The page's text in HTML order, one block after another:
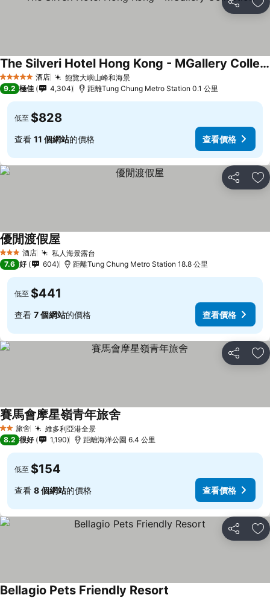
分享 放
5 星級 酒店 飽覽大嶼山峰和海景
The Silveri Hotel Hong Kong - MGallery Collection
9.2 極佳 4,304 距離Tung Chung Metro Station 0.1 公里
低至 $828
查看 11 個網站的價格 查看價格
分享 放
3 星級 酒店 私人海景露台
優閒渡假屋
7.6 好 604 距離Tung Chung Metro Station 18.8 公里
低至 $441
查看 7 個網站的價格 查看價格
分享 放
2 星級旅舍 維多利亞港全景
賽馬會摩星嶺青年旅舍
8.2 很好 1,190 距離海洋公園 6.4 公里
低至 $154
查看 8 個網站的價格 查看價格
分享 放
Bellagio Pets Friendly Resort